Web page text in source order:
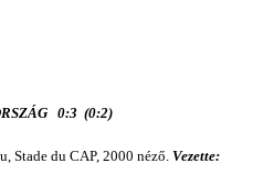
0:3 (0:2)
Stade du CAP, 2000 néző. Vezette: